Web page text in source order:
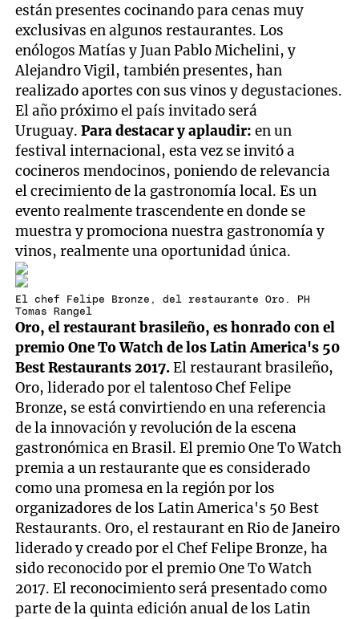
están presentes cocinando para cenas muy
exclusivas en algunos restaurantes. Los
enólogos Matías y Juan Pablo Michelini, y
Alejandro Vigil, también presentes, han
realizado aportes con sus vinos y degustaciones.
El año próximo el país invitado será
Uruguay.Para destacar y aplaudir:en un
festival internacional, esta vez se invitó a
cocineros mendocinos, poniendo de relevancia
el crecimiento de la gastronomía local. Es un
evento realmente trascendente en donde se
muestra y promociona nuestra gastronomía y
vinos, realmente una oportunidad única.
El chef Felipe Bronze, del restaurante Oro. PH
Tomas Rangel
Oro, el restaurant brasileño, es honrado con el
premio One To Watch de los Latin America's 50
Best Restaurants 2017.El restaurant brasileño,
Oro, liderado por el talentoso Chef Felipe
Bronze, se está convirtiendo en una referencia
de la innovación y revolución de la escena
gastronómica en Brasil. El premio One To Watch
premia a un restaurante que es considerado
como una promesa en la región por los
organizadores de los Latin America's 50 Best
Restaurants. Oro, el restaurant en Rio de Janeiro
liderado y creado por el Chef Felipe Bronze, ha
sido reconocido por el premio One To Watch
2017. El reconocimiento será presentado como
parte de la quinta edición anual de los Latin